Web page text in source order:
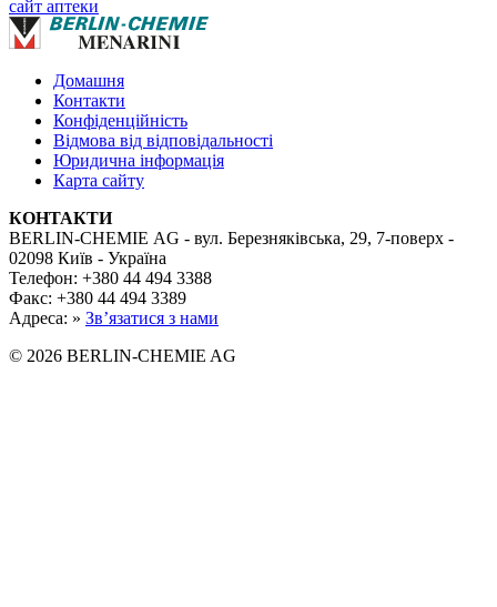
сайт аптеки
Домашня
Контакти
Конфіденційність
Відмова від відповідальності
Юридична інформація
Карта сайту
КОНТАКТИ
BERLIN-CHEMIE AG - вул. Березняківська, 29, 7-поверх -
02098 Київ - Україна
Телефон: +380 44 494 3388
Факс: +380 44 494 3389
Адреса: » Зв’язатися з нами
© 2026 BERLIN-CHEMIE AG